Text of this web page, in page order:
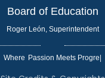
Board of Education
Roger León, Superintendent
Where